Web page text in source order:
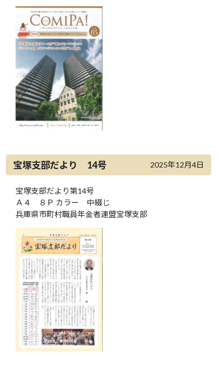
宝塚支部だより 14号 2025年12月4日
宝塚支部だより第14号
Ａ４ ８Ｐ カラー 中綴じ
兵庫県市町村職員年金者連盟宝塚支部